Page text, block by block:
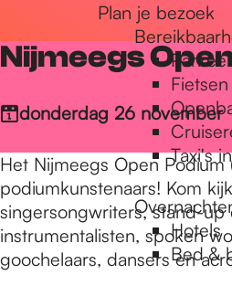
Plan je bezoek
Taxi's
Hotels
Bed &
Nijmeegs
donderdag 26 november
Het Nijmeegs Open Podium
podiumkunstenaars! Kom
singersongwriters, stand-up
instrumentalisten, spoken
goochelaars, dansers en